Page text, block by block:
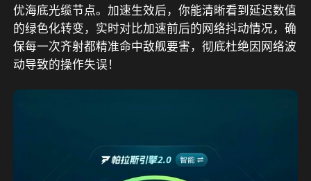
优海底光缆节点。加速生效后，你能清晰看到延迟数值
的绿色化转变，实时对比加速前后的网络抖动情况，确
保每一次齐射都精准命中敌舰要害，彻底杜绝因网络波
动导致的操作失误！